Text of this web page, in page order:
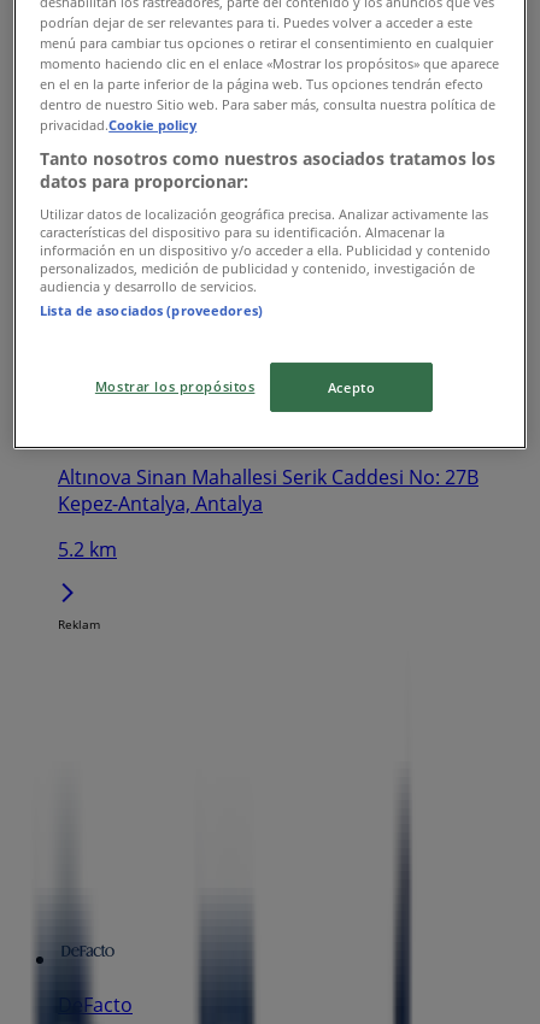
Antalya
1.1 km
DeFacto
Fabrikalar Mahallesi Fikri Erten Caddesi Özdilek
Alışveriş Merkezi Numara: 2 Kepez-Antalya, Antalya
3.5 km
Altınova Sinan Mahallesi Serik Caddesi No: 27B
Kepez-Antalya, Antalya
5.2 km
Reklam
DeFacto
podrían dejar de ser relevantes para ti. Puedes volver a acceder a este
menú para cambiar tus opciones o retirar el consentimiento en cualquier
momento haciendo clic en el enlace «Mostrar los propósitos» que aparece
en el en la parte inferior de la página web. Tus opciones tendrán efecto
dentro de nuestro Sitio web. Para saber más, consulta nuestra política de
privacidad.Cookie policy
Tanto nosotros como nuestros asociados tratamos los
datos para proporcionar:
Utilizar datos de localización geográfica precisa. Analizar activamente las
características del dispositivo para su identificación. Almacenar la
información en un dispositivo y/o acceder a ella. Publicidad y contenido
personalizados, medición de publicidad y contenido, investigación de
audiencia y desarrollo de servicios.
Lista de asociados (proveedores)
Mostrar los propósitos Acepto